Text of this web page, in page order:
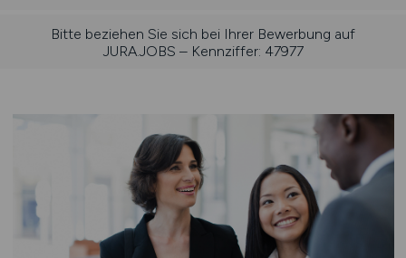
Bitte beziehen Sie sich bei Ihrer Bewerbung auf
JURA.JOBS – Kennziffer: 47977